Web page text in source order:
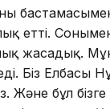
етті.
жасадық.
Біз Елбасы
Және бұл